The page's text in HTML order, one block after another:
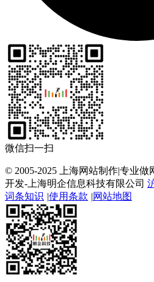
微信扫一扫
© 2005-2025 上海网站制作|专业
开发-上海明企信息科技有限公司
词条知识 |使用条款 |网站地图